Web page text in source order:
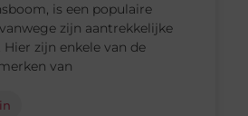
is een populaire
zijn aantrekkelijke
Hier zijn enkele van de
van